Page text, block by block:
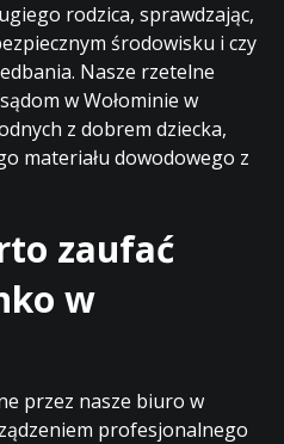
rodzica, sprawdzając,
środowisku i czy
Nasze rzetelne
w Wołominie w
z dobrem dziecka,
materiału dowodowego z
zaufać
w
przez nasze biuro w
profesjonalnego